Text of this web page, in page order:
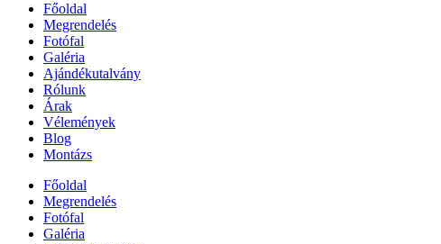
Főoldal
Megrendelés
Fotófal
Galéria
Ajándékutalvány
Rólunk
Árak
Vélemények
Blog
Montázs
Főoldal
Megrendelés
Fotófal
Galéria